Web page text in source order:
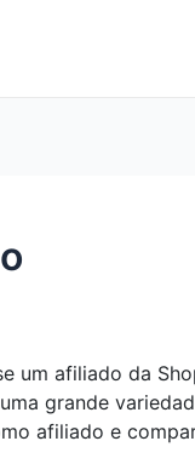
um afiliado da
grande
afiliado e